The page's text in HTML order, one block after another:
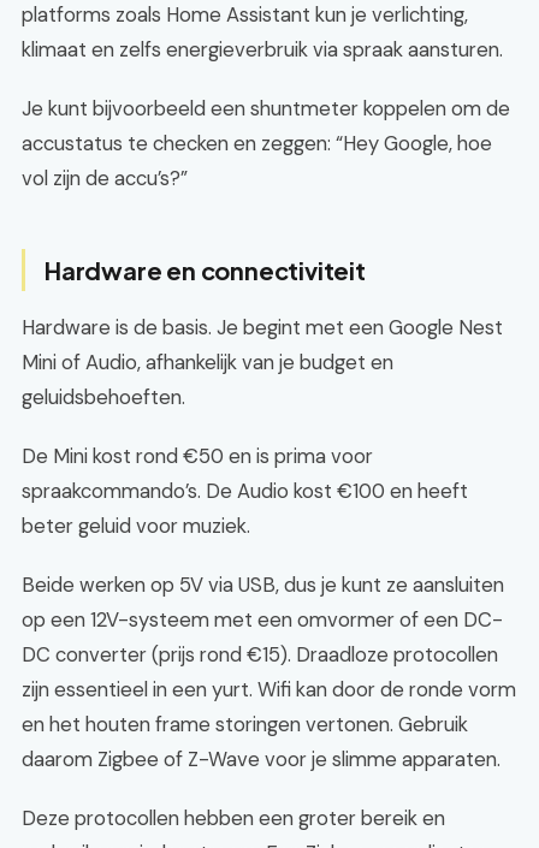
platforms zoals Home Assistant kun je verlichting,
klimaat en zelfs energieverbruik via spraak aansturen.
Je kunt bijvoorbeeld een shuntmeter koppelen om de
accustatus te checken en zeggen: “Hey Google, hoe
vol zijn de accu’s?”
Hardware en connectiviteit
Hardware is de basis. Je begint met een Google Nest
Mini of Audio, afhankelijk van je budget en
geluidsbehoeften.
De Mini kost rond €50 en is prima voor
spraakcommando’s. De Audio kost €100 en heeft
beter geluid voor muziek.
Beide werken op 5V via USB, dus je kunt ze aansluiten
op een 12V-systeem met een omvormer of een DC-
DC converter (prijs rond €15). Draadloze protocollen
zijn essentieel in een yurt. Wifi kan door de ronde vorm
en het houten frame storingen vertonen. Gebruik
daarom Zigbee of Z-Wave voor je slimme apparaten.
Deze protocollen hebben een groter bereik en